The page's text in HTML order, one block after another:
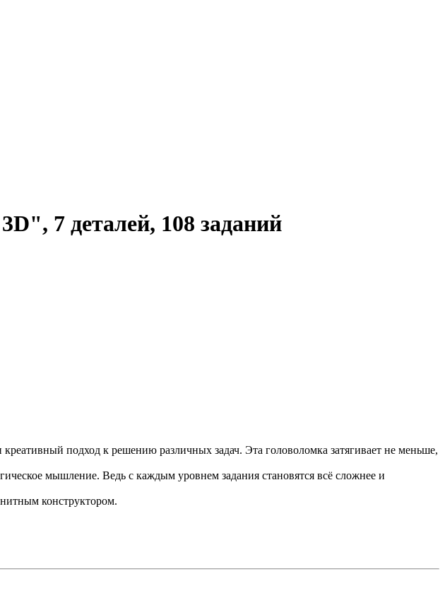
7 деталей, 108 заданий
подход к решению различных задач. Эта головоломка затягивает не меньше,
мышление. Ведь с каждым уровнем задания становятся всё сложнее и
конструктором.